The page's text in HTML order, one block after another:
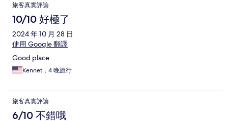
旅客真實評論
10/10 好極了
2024 年 10 月 28 日
使用 Google 翻譯
Good place
Kennet，4 晚旅行
旅客真實評論
6/10 不錯哦